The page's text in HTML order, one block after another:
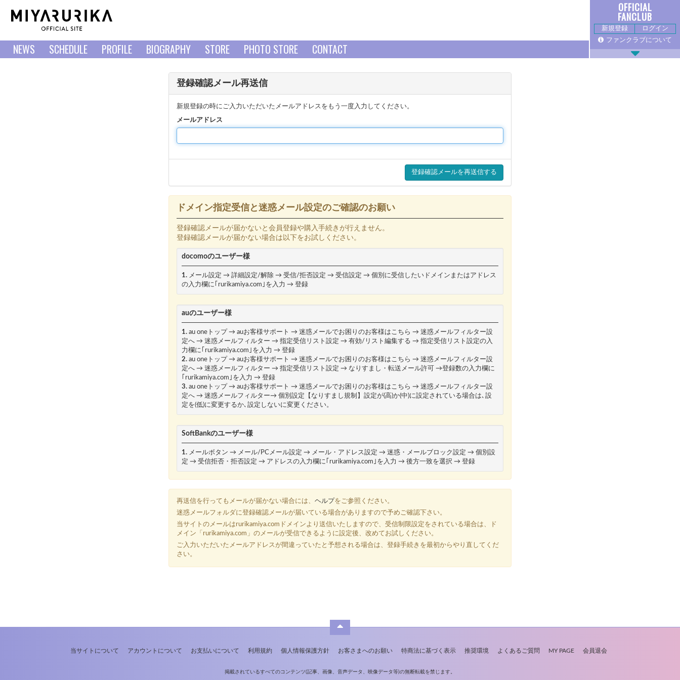
NEWS SCHEDULE PROFILE BIOGRAPHY STORE PHOTO STORE CONTACT
OFFICIAL
FANCLUB
新規登録
ログイン
ファンクラブについて
登録確認メール再送信
新規登録の時にご入力いただいたメールアドレスをもう一度入力してください。
メールアドレス
ドメイン指定受信と迷惑メール設定のご確認のお願い
登録確認メールが届かないと会員登録や購入手続きが行えません。
登録確認メールが届かない場合は以下をお試しください。
docomoのユーザー様
1. メール設定 → 詳細設定/解除 → 受信/拒否設定 → 受信設定 → 個別に受信したいドメインまたはアドレス
の入力欄に｢rurikamiya.com｣を入力 → 登録
auのユーザー様
1. au oneトップ → auお客様サポート → 迷惑メールでお困りのお客様はこちら → 迷惑メールフィルター設
定へ → 迷惑メールフィルター → 指定受信リスト設定 → 有効/リスト編集する → 指定受信リスト設定の入
力欄に｢rurikamiya.com｣を入力 → 登録
2. au oneトップ → auお客様サポート → 迷惑メールでお困りのお客様はこちら → 迷惑メールフィルター設
定へ → 迷惑メールフィルター → 指定受信リスト設定 → なりすまし・転送メール許可 →登録数の入力欄に
｢rurikamiya.com｣を入力 → 登録
3. au oneトップ → auお客様サポート → 迷惑メールでお困りのお客様はこちら → 迷惑メールフィルター設
定へ → 迷惑メールフィルター→ 個別設定【なりすまし規制】設定が(高)か(中)に設定されている場合は､設
定を(低)に変更するか､設定しないに変更ください。
SoftBankのユーザー様
1. メールボタン → メール/PCメール設定 → メール・アドレス設定 → 迷惑・メールブロック設定 → 個別設
定 → 受信拒否・拒否設定 → アドレスの入力欄に｢rurikamiya.com｣を入力 → 後方一致を選択 → 登録
再送信を行ってもメールが届かない場合には、ヘルプをご参照ください。
迷惑メールフォルダに登録確認メールが届いている場合がありますので予めご確認下さい。
当サイトのメールはrurikamiya.com ドメインより送信いたしますので、受信制限設定をされている場合は、ド
メイン「rurikamiya.com」のメールが受信できるように設定後、改めてお試しください。
ご入力いただいたメールアドレスが間違っていたと予想される場合は、登録手続きを最初からやり直してくだ
さい。
当サイトについて アカウントについて お支払いについて 利用規約 個人情報保護方針 お客さまへのお願い 特商法に基づく表示 推奨環境 よくあるご質問 MY PAGE 会員退会
掲載されているすべてのコンテンツ(記事、画像、音声データ、映像データ等)の無断転載を禁じます。